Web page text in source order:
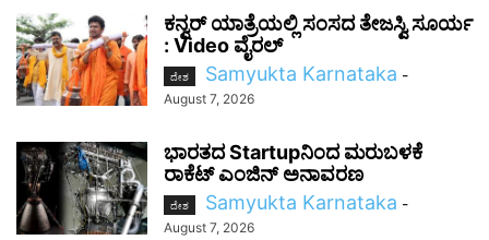
ಕನ್ವರ್ ಯಾತ್ರೆಯಲ್ಲಿ ಸಂಸದ ತೇಜಸ್ವಿ ಸೂರ್ಯ
: Video ವೈರಲ್‌
ದೇಶ Samyukta Karnataka -
August 7, 2026
ಭಾರತದ Startupನಿಂದ ಮರುಬಳಕೆ
ರಾಕೆಟ್ ಎಂಜಿನ್ ಅನಾವರಣ
ದೇಶ Samyukta Karnataka -
August 7, 2026